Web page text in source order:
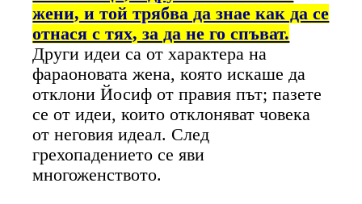
жени, и той трябва да знае как да се
отнася с тях, за да не го спъват.
Други идеи са от характера на
фараоновата жена, която искаше да
отклони Йосиф от правия път; пазете
се от идеи, които отклоняват човека
от неговия идеал. След
грехопадението се яви
многоженството.